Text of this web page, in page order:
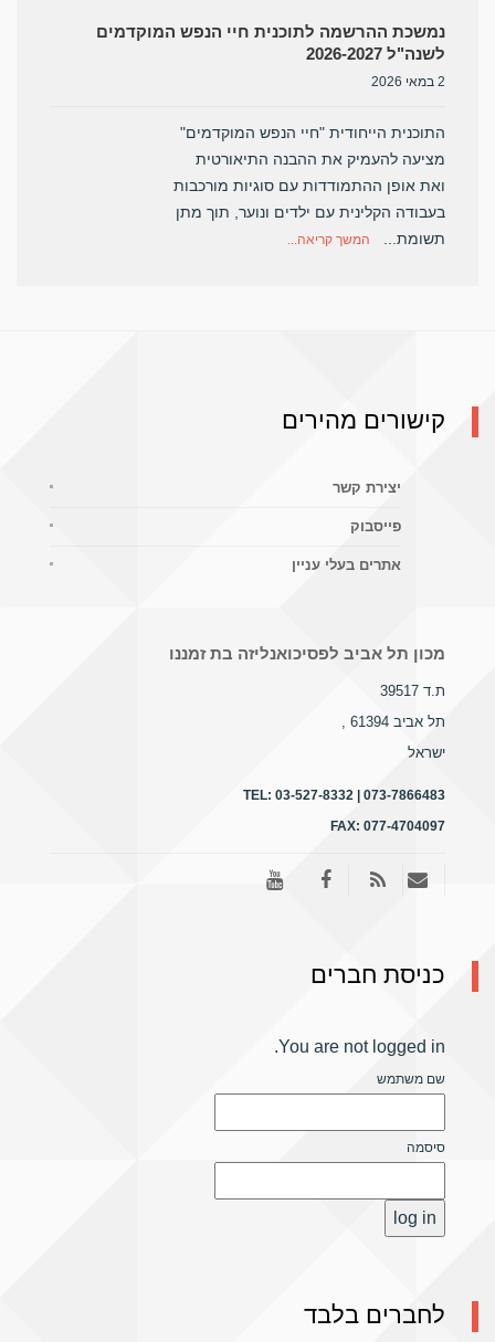
נמשכת ההרשמה לתוכנית חיי הנפש המוקדמים
לשנה"ל 2026-2027
2 במאי 2026
התוכנית הייחודית "חיי הנפש המוקדמים"
מציעה להעמיק את ההבנה התיאורטית
ואת אופן ההתמודדות עם סוגיות מורכבות
בעבודה הקלינית עם ילדים ונוער, תוך מתן
תשומת...
המשך קריאה...
קישורים מהירים
יצירת קשר
פייסבוק
אתרים בעלי עניין
מכון תל אביב לפסיכואנליזה בת זמננו
ת.ד 39517
תל אביב 61394
,
ישראל
TEL: 03-527-8332 | 073-7866483
FAX: 077-4704097
כניסת חברים
You are not logged in.
שם משתמש
סיסמה
לחברים בלבד